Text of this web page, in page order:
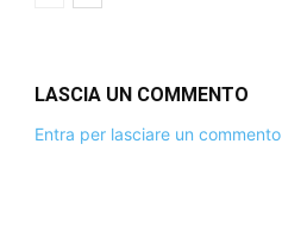
LASCIA UN COMMENTO
Entra per lasciare un commento